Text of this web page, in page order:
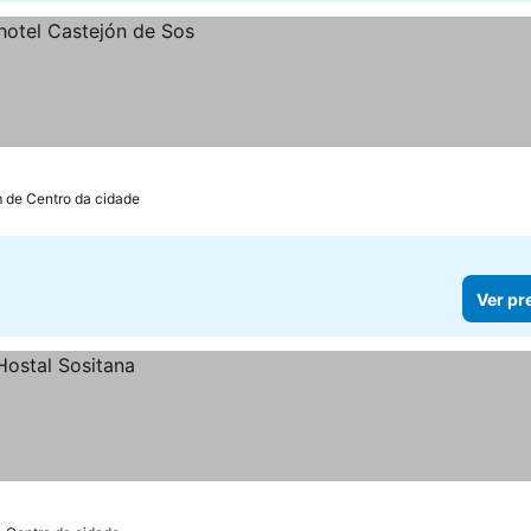
de Centro da cidade
Ver